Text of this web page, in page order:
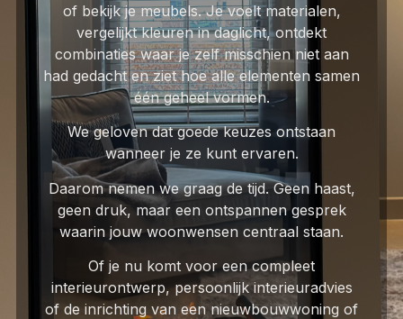
of bekijk je meubels. Je voelt materialen,
vergelijkt kleuren in daglicht, ontdekt
combinaties waar je zelf misschien niet aan
had gedacht en ziet hoe alle elementen samen
één geheel vormen.
We geloven dat goede keuzes ontstaan
wanneer je ze kunt ervaren.
Daarom nemen we graag de tijd. Geen haast,
geen druk, maar een ontspannen gesprek
waarin jouw woonwensen centraal staan.
Of je nu komt voor een compleet
interieurontwerp, persoonlijk interieuradvies
of de inrichting van een nieuwbouwwoning of